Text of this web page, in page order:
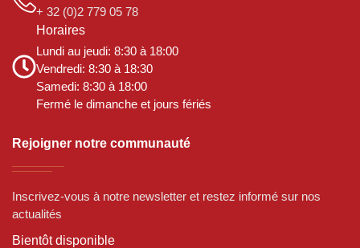
+ 32 (0)2 779 05 78
Horaires
Lundi au jeudi: 8:30 à 18:00
Vendredi: 8:30 à 18:30
Samedi: 8:30 à 18:00
Fermé le dimanche et jours fériés
Rejoigner notre communauté
Inscrivez-vous à notre newsletter et restez informé sur nos
actualités
Bientôt disponible